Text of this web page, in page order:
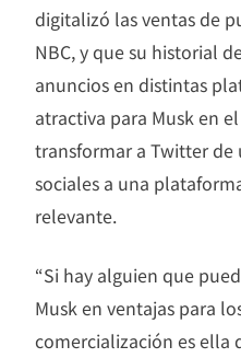
digitalizó las ventas de
NBC, y que su historial
anuncios en distintas
atractiva para Musk en
transformar a Twitter de
sociales a una
relevante.
“Si hay alguien que
Musk en ventajas para
comercialización es ella